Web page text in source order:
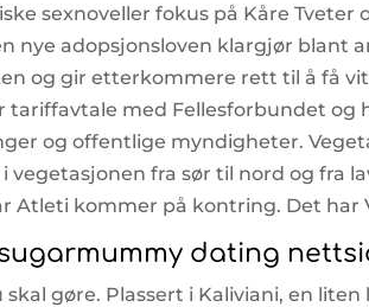
sexnoveller fokus på Kåre Tveter
nye adopsjonsloven klargjør blant
og gir etterkommere rett til å få
tariffavtale med Fellesforbundet og
og offentlige myndigheter.
vegetasjonen fra sør til nord og fra
Atleti kommer på kontring. Det har
dating
gøre. Plassert i Kaliviani, en